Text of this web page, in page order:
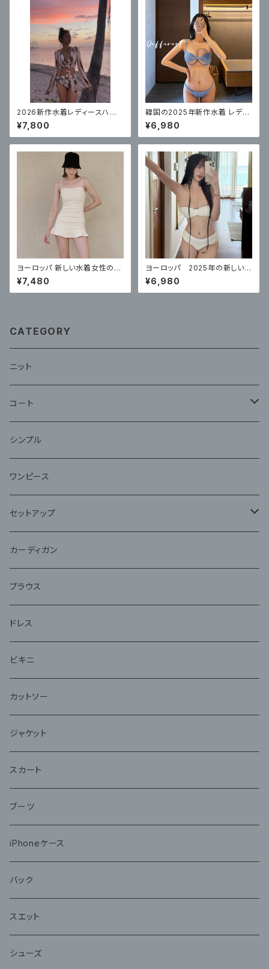
2026新作水着レディースハイ
エンドビキニ4点セット
¥7,800
韓国の2025年新作水着 レディ
ース ビキニ スリーポイントスタ
イル
¥6,980
ヨーロッパ 新しい水着女性のワ
ンピーススカートスタイルハイエ
ンド
¥7,480
ヨーロッパ 2025年の新しい女
性用水着ハイエンドチューブトッ
プ ビキニ
¥6,980
CATEGORY
ニット
コート
ファー
シンプル
ワンピース
セットアップ
ジャケット
アンサンブル
カーディガン
ブラウス
ドレス
ビキニ
カットソー
ジャケット
スカート
ブーツ
iPhoneケース
バック
スエット
シューズ